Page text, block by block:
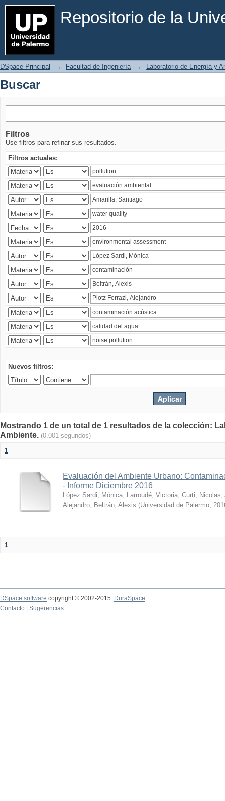
Repositorio de la
Buscar
DSpace Principal → Facultad de Ingeniería → Laboratorio de Energía y
Buscar
Filtros
Use filtros para refinar sus resultados.
Filtros actuales:
Nuevos filtros:
Mostrando 1 de un total de 1 resultados de la colección:
Ambiente. (0.001 segundos)
1
Evaluación del Ambiente Urbano:
- Informe Diciembre 2016
López Sardi, Mónica; Larroudé, Victoria; Curti, Nicolas;
Alejandro; Beltrán, Alexis (Universidad de Palermo,
1
DSpace software copyright © 2002-2015
DuraSpace
Contacto
Sugerencias